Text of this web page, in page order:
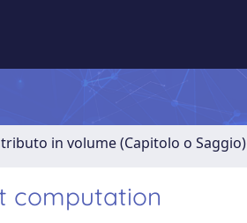
in volume (Capitolo o Saggio)
computation